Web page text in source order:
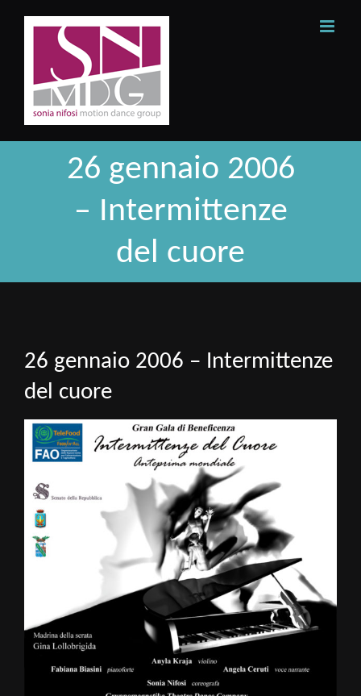
26 gennaio 2006
– Intermittenze
del cuore
26 gennaio 2006 – Intermittenze
del cuore